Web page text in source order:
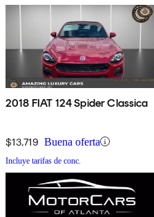
2018 FIAT 124 Spider Classica
$13,719 Buena oferta
Incluye tarifas de conc.